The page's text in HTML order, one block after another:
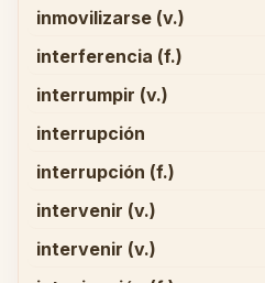
inmovilizarse (v.)
interferencia (f.)
interrumpir (v.)
interrupción
interrupción (f.)
intervenir (v.)
intervenir (v.)